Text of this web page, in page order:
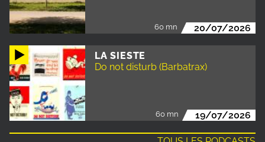
60 mn 20/07/2026
LA SIESTE
Do not disturb (Barbatrax)
60 mn 19/07/2026